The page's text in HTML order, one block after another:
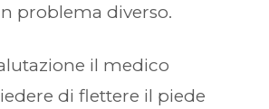
problema diverso.
il medico
di flettere il piede